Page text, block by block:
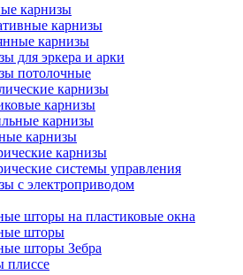
карнизы
карнизы
карнизы
для эркера и арки
потолочные
карнизы
карнизы
карнизы
карнизы
карнизы
системы управления
с электроприводом
шторы на пластиковые окна
шторы
шторы Зебра